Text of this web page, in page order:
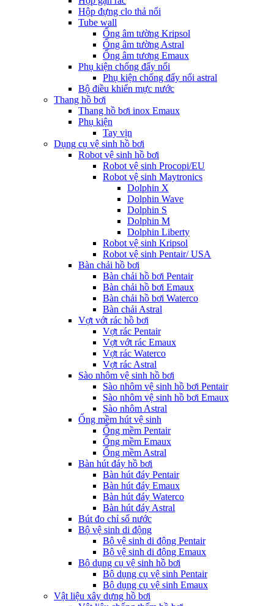
Hộp đựng clo thả nổi
Tube wall
Ống âm tường Kripsol
Ống âm tường Astral
Ống âm tương Emaux
Phụ kiện chống đẩy nổi
Phụ kiện chống đẩy nổi astral
Bộ điều khiển mực nước
Thang hồ bơi
Thang hồ bơi inox Emaux
Phụ kiện
Tay vịn
Dụng cụ vệ sinh hồ bơi
Robot vệ sinh hồ bơi
Robot vệ sinh Procopi/EU
Robot vệ sinh Maytronics
Dolphin X
Dolphin Wave
Dolphin S
Dolphin M
Dolphin Liberty
Robot vệ sinh Kripsol
Robot vệ sinh Pentair/ USA
Bàn chải hồ bơi
Bàn chải hồ bơi Pentair
Bàn chải hồ bơi Emaux
Bàn chải hồ bơi Waterco
Bàn chải Astral
Vợt vớt rác hồ bơi
Vợt rác Pentair
Vợt vớt rác Emaux
Vợt rác Waterco
Vợt rác Astral
Sào nhôm vệ sinh hồ bơi
Sào nhôm vệ sinh hồ bơi Pentair
Sào nhôm vệ sinh hồ bơi Emaux
Sào nhôm Astral
Ống mềm hút vệ sinh
Ống mềm Pentair
Ống mềm Emaux
Ống mềm Astral
Bàn hút đáy hồ bơi
Bàn hút đáy Pentair
Bàn hút đáy Emaux
Bàn hút đáy Waterco
Bàn hút đáy Astral
Bút đo chỉ số nước
Bộ vệ sinh di động
Bộ vệ sinh di động Pentair
Bộ vệ sinh di động Emaux
Bộ dụng cụ vệ sinh hồ bơi
Bộ dụng cụ vệ sinh Pentair
Bộ dụng cụ vệ sinh Emaux
Vật liệu xây dựng hồ bơi